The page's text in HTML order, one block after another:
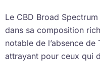
Le CBD Broad
dans sa composition
notable de l’absence
attrayant pour ceux qui